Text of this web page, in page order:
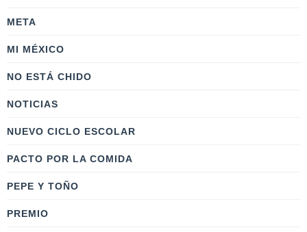
META
MI MÉXICO
NO ESTÁ CHIDO
NOTICIAS
NUEVO CICLO ESCOLAR
PACTO POR LA COMIDA
PEPE Y TOÑO
PREMIO